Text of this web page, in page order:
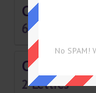
CUITE
6 Lettres
CALE
2 Lettres
No